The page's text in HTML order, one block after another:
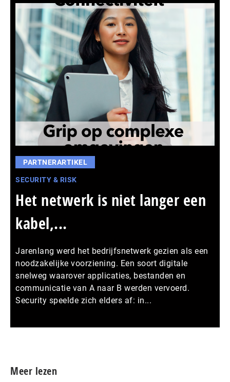
PARTNERARTIKEL
SECURITY & RISK
Het netwerk is niet langer een
kabel,...
Jarenlang werd het bedrijfsnetwerk gezien als een
noodzakelijke voorziening. Een soort digitale
snelweg waarover applicaties, bestanden en
communicatie van A naar B werden vervoerd.
Security speelde zich elders af: in...
Meer lezen